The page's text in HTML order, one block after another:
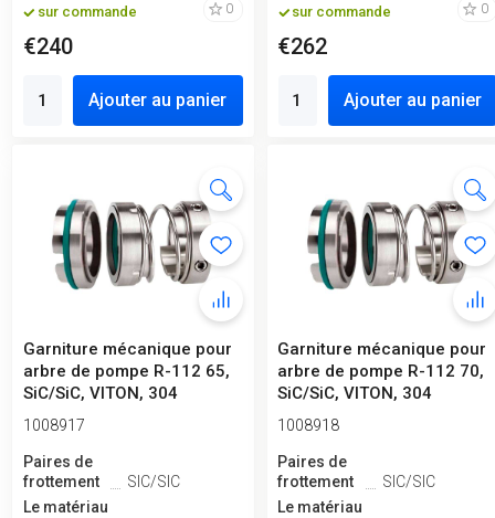
sur commande 0
€240
Ajouter au panier
sur commande 0
€262
Ajouter au panier
Garniture mécanique pour
arbre de pompe R-112 65,
SiC/SiC, VITON, 304
1008917
Paires de
frottement
SIC/SIC
Le matériau
Garniture mécanique pour
arbre de pompe R-112 70,
SiC/SiC, VITON, 304
1008918
Paires de
frottement
SIC/SIC
Le matériau